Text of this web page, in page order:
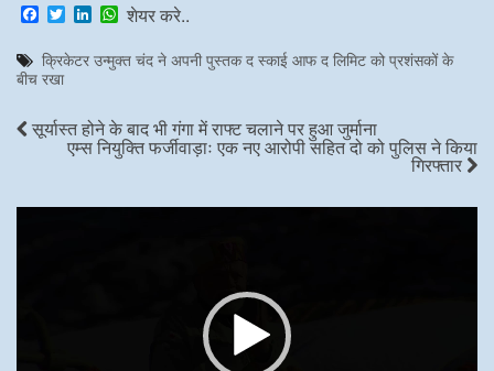
F
a
c
e
b
o
k
T
w
i
t
r
L
k
I
n
W
t
p
p
शेयर करे..
क्रिकेटर उन्मुक्त चंद ने अपनी पुस्तक द स्काई आफ द लिमिट को प्रशंसकों के
बीच रखा
सूर्यास्त होने के बाद भी गंगा में राफ्ट चलाने पर हुआ जुर्माना
एम्स नियुक्ति फर्जीवाड़ाः एक नए आरोपी सहित दो को पुलिस ने किया
गिरफ्तार